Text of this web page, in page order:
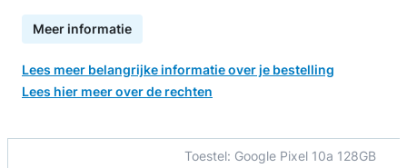
Meer informatie
Lees meer belangrijke informatie over je bestelling
Lees hier meer over de rechten
Toestel: Google Pixel 10a 128GB